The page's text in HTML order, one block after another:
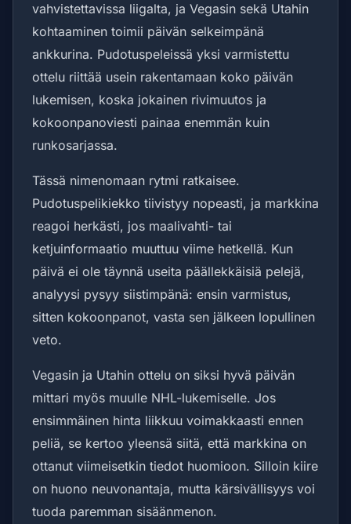
vahvistettavissa liigalta, ja Vegasin sekä Utahin
kohtaaminen toimii päivän selkeimpänä
ankkurina. Pudotuspeleissä yksi varmistettu
ottelu riittää usein rakentamaan koko päivän
lukemisen, koska jokainen rivimuutos ja
kokoonpanoviesti painaa enemmän kuin
runkosarjassa.
Tässä nimenomaan rytmi ratkaisee.
Pudotuspelikiekko tiivistyy nopeasti, ja markkina
reagoi herkästi, jos maalivahti- tai
ketjuinformaatio muuttuu viime hetkellä. Kun
päivä ei ole täynnä useita päällekkäisiä pelejä,
analyysi pysyy siistimpänä: ensin varmistus,
sitten kokoonpanot, vasta sen jälkeen lopullinen
veto.
Vegasin ja Utahin ottelu on siksi hyvä päivän
mittari myös muulle NHL-lukemiselle. Jos
ensimmäinen hinta liikkuu voimakkaasti ennen
peliä, se kertoo yleensä siitä, että markkina on
ottanut viimeisetkin tiedot huomioon. Silloin kiire
on huono neuvonantaja, mutta kärsivällisyys voi
tuoda paremman sisäänmenon.